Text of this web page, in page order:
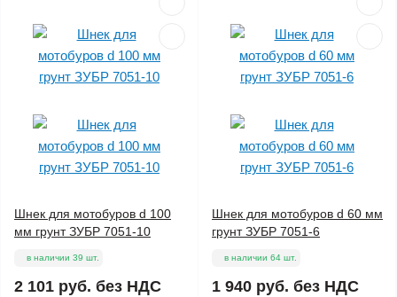
Шнек для мотобуров d 100
мм грунт ЗУБР 7051-10
в наличии 39 шт.
2 101 руб. без НДС
Шнек для мотобуров d 60 мм
грунт ЗУБР 7051-6
в наличии 64 шт.
1 940 руб. без НДС